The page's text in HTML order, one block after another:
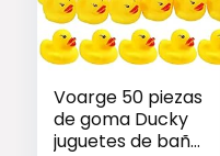
Voarge 50 piezas
de goma Ducky
juguetes de baño